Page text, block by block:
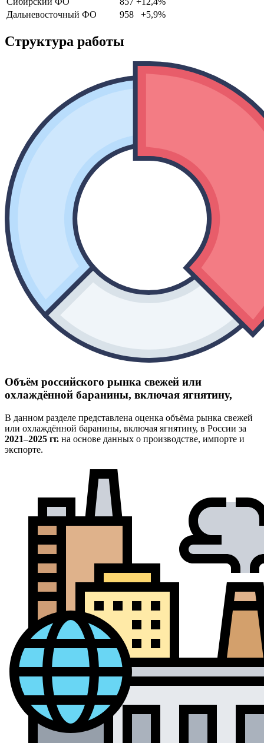
Дальневосточный ФО
958 +5,9%
Структура работы
Объём российского рынка свежей или
охлаждённой баранины, включая ягнятину,
В данном разделе представлена оценка объёма рынка свежей
или охлаждённой баранины, включая ягнятину, в России за
2021–2025 гг. на основе данных о производстве, импорте и
экспорте.